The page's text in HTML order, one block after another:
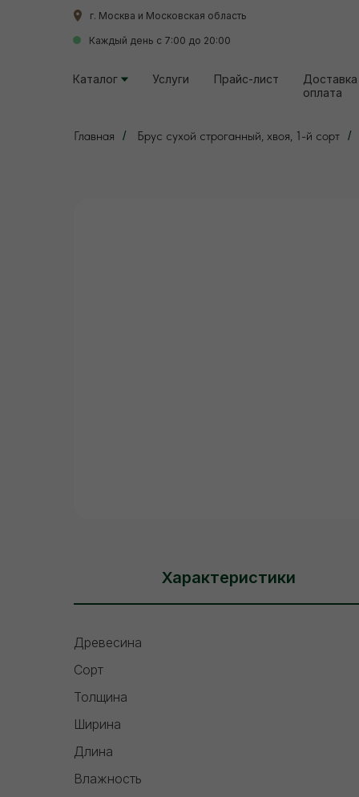
г. Москва и Московская область
оплата
Прайс-лист
Услуги
Каталог
Каждый день с 7:00 до 20:00
г. Москва и Московская область
оплата
Прайс-лист
Услуги
Каталог
Каждый день с 7:00 до 20:00
Главная / Брус сухой строганный, хвоя, 1-й сорт /
Характеристики
Древесина
Сорт
Толщина
Ширина
Длина
Влажность